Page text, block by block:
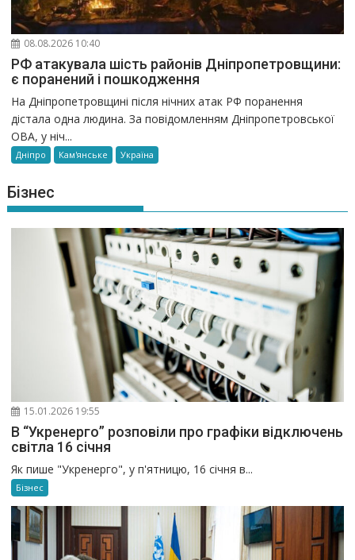
08.08.2026 10:40
РФ атакувала шість районів Дніпропетровщини:
є поранений і пошкодження
На Дніпропетровщині після нічних атак РФ поранення
дістала одна людина. За повідомленням Дніпропетровської
ОВА, у ніч...
Дніпро Кам'янське Україна
Бізнес
15.01.2026 19:55
В “Укренерго” розповіли про графіки відключень
світла 16 січня
Як пише "Укренерго", у п'ятницю, 16 січня в...
Бізнес